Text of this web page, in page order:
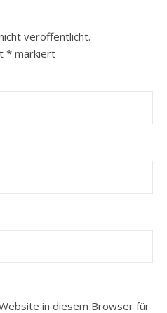
veröffentlicht.
* markiert
in diesem Browser für